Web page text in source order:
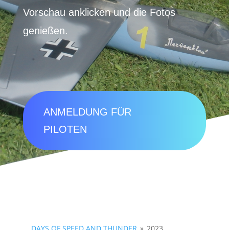
Vorschau anklicken und die Fotos
genießen.
ANMELDUNG FÜR
PILOTEN